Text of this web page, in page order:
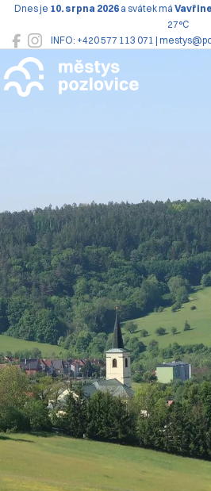
INFO: +420 577 113 071 |
Dnes je 10. srpna 2026a svátek má
27°C
Pozlovice